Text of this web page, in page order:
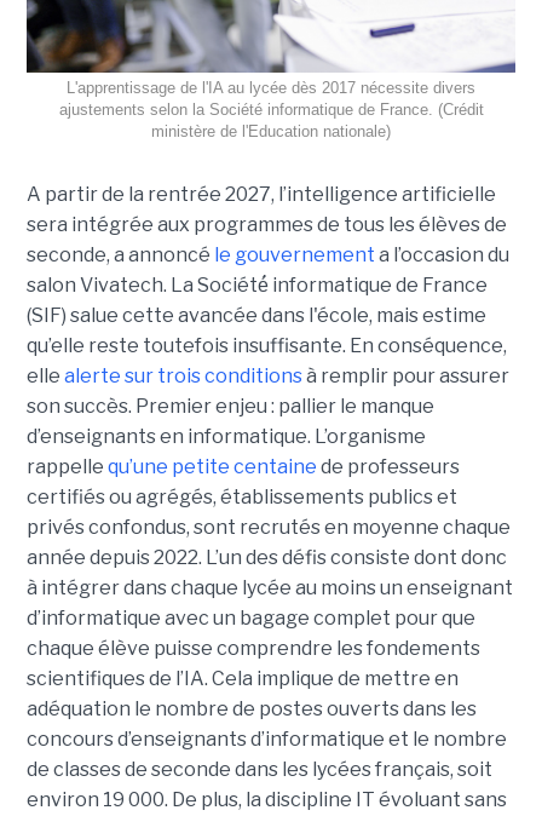
L'apprentissage de l'IA au lycée dès 2017 nécessite divers
ajustements selon la Société informatique de France. (Crédit
ministère de l'Education nationale)
A partir de la rentrée 2027, l’intelligence artificielle
sera intégrée aux programmes de tous les élèves de
seconde, a annoncé le gouvernement a l’occasion du
salon Vivatech. La Société́ informatique de France
(SIF) salue cette avancée dans l'école, mais estime
qu’elle reste toutefois insuffisante. En conséquence,
elle alerte sur trois conditionsà remplir pour assurer
son succès. Premier enjeu : pallier le manque
d’enseignants en informatique. L’organisme
rappelle qu’une petite centaine de professeurs
certifiés ou agrégés, établissements publics et
privés confondus, sont recrutés en moyenne chaque
année depuis 2022. L’un des défis consiste dont donc
à intégrer dans chaque lycée au moins un enseignant
d’informatique avec un bagage complet pour que
chaque élève puisse comprendre les fondements
scientifiques de l’IA. Cela implique de mettre en
adéquation le nombre de postes ouverts dans les
concours d’enseignants d’informatique et le nombre
de classes de seconde dans les lycées français, soit
environ 19 000. De plus, la discipline IT évoluant sans